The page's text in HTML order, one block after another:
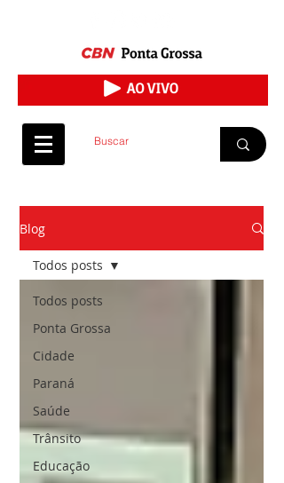
Blog
Todos posts
Ponta Grossa
Cidade
Paraná
Saúde
Trânsito
Educação
Todos posts